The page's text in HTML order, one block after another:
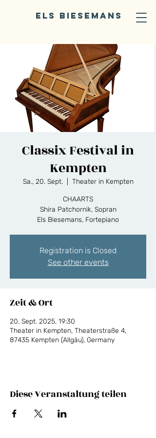
ELS BIESEMANS
Classix Festival in
Kempten
Sa., 20. Sept.
  |
Theater in Kempten
CHAARTS
Shira Patchornik, Sopran
Els Biesemans, Fortepiano
Registration is Closed
See other events
Zeit & Ort
20. Sept. 2025, 19:30
Theater in Kempten, Theaterstraße 4,
87435 Kempten (Allgäu), Germany
Diese Veranstaltung teilen